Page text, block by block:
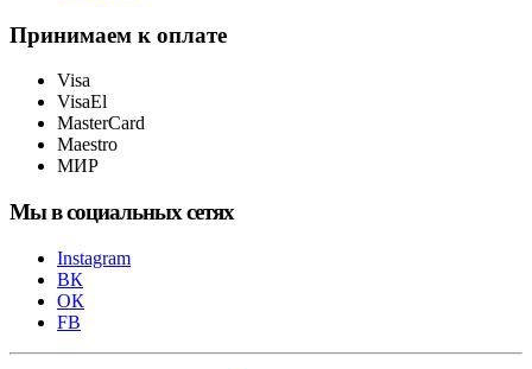
Принимаем к оплате
Visa
VisaEl
MasterCard
Maestro
МИР
Мы в социальных сетях
Instagram
ВК
ОК
FB